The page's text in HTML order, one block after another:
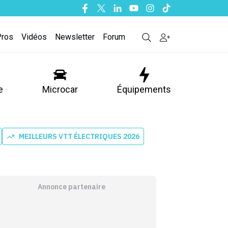
Facebook
TwitterLinkedinYoutubeInstagram
Tiktok
Vidéos Newsletter Forum
Microcar Équipements
MEILLEURS VTT ÉLECTRIQUES 2026
Annonce partenaire